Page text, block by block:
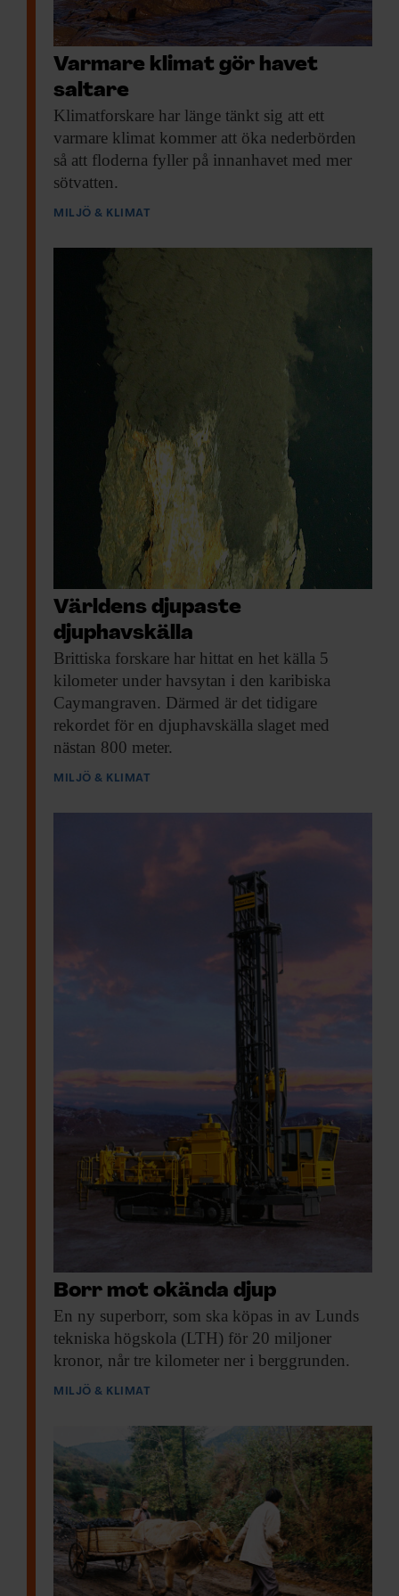
Varmare klimat gör havet
saltare
Klimatforskare har länge tänkt sig att ett
varmare klimat kommer att öka nederbörden
så att floderna fyller på innanhavet med mer
sötvatten.
MILJÖ & KLIMAT
Världens djupaste
djuphavskälla
Brittiska forskare har hittat en het källa 5
kilometer under havsytan i den karibiska
Caymangraven. Därmed är det tidigare
rekordet för en djuphavskälla slaget med
nästan 800 meter.
MILJÖ & KLIMAT
Borr mot okända djup
En ny superborr, som ska köpas in av Lunds
tekniska högskola (LTH) för 20 miljoner
kronor, når tre kilometer ner i berggrunden.
MILJÖ & KLIMAT